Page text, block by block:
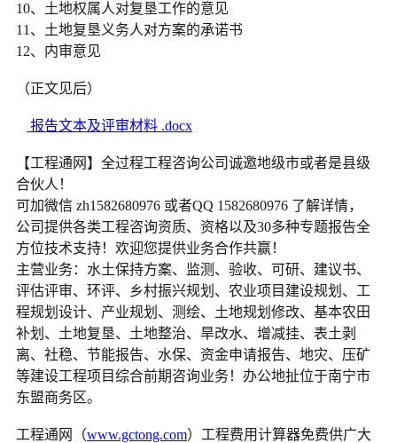
10、土地权属人对复垦工作的意见
11、土地复垦义务人对方案的承诺书
12、内审意见
（正文见后）
报告文本及评审材料 .docx
【工程通网】全过程工程咨询公司诚邀地级市或者是县级
合伙人！
可加微信 zh1582680976 或者QQ 1582680976 了解详情，
公司提供各类工程咨询资质、资格以及30多种专题报告全
方位技术支持！欢迎您提供业务合作共赢！
主营业务：水土保持方案、监测、验收、可研、建议书、
评估评审、环评、乡村振兴规划、农业项目建设规划、工
程规划设计、产业规划、测绘、土地规划修改、基本农田
补划、土地复垦、土地整治、旱改水、增减挂、表土剥
离、社稳、节能报告、水保、资金申请报告、地灾、压矿
等建设工程项目综合前期咨询业务！办公地扯位于南宁市
东盟商务区。
工程通网（www.gctong.com）工程费用计算器免费供广大